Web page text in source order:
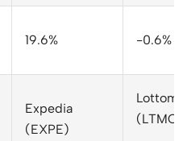
19.6% -0.6%
Expedia
(EXPE)
(LTMC